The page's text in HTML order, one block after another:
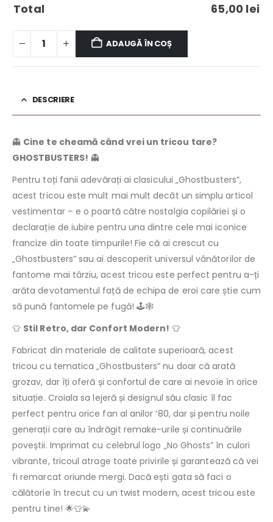
Total 65,00 lei
ADAUGĂ ÎN COȘ
DESCRIERE
👻 Cine te cheamă când vrei un tricou tare?
GHOSTBUSTERS! 👻
Pentru toți fanii adevărați ai clasicului „Ghostbusters”,
acest tricou este mult mai mult decât un simplu articol
vestimentar – e o poartă către nostalgia copilăriei și o
declarație de iubire pentru una dintre cele mai iconice
francize din toate timpurile! Fie că ai crescut cu
„Ghostbusters” sau ai descoperit universul vânătorilor de
fantome mai târziu, acest tricou este perfect pentru a-ți
arăta devotamentul față de echipa de eroi care știe cum
să pună fantomele pe fugă! 🕹️🕸️
👕 Stil Retro, dar Confort Modern! 👕
Fabricat din materiale de calitate superioară, acest
tricou cu tematica „Ghostbusters” nu doar că arată
grozav, dar îți oferă și confortul de care ai nevoie în orice
situație. Croiala sa lejeră și designul său clasic îl fac
perfect pentru orice fan al anilor ‘80, dar și pentru noile
generații care au îndrăgit remake-urile și continuările
poveștii. Imprimat cu celebrul logo „No Ghosts” în culori
vibrante, tricoul atrage toate privirile și garantează că vei
fi remarcat oriunde mergi. Dacă ești gata să faci o
călătorie în trecut cu un twist modern, acest tricou este
pentru tine! 🌟👕💫